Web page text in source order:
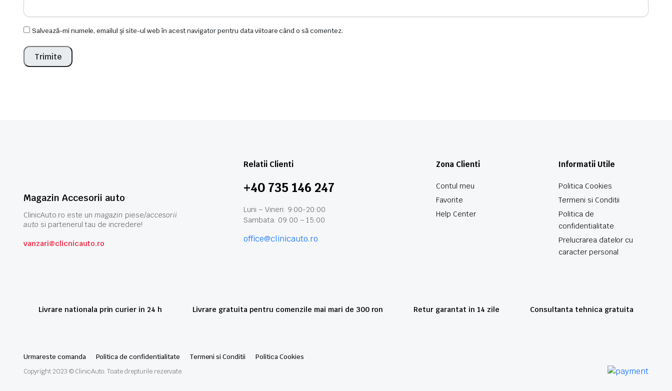
Salvează-mi numele, emailul și site-ul web în acest navigator pentru data viitoare când o să comentez.
Magazin Accesorii auto
ClinicAuto.ro este unmagazin piese/accesorii
auto si partenerul tau de incredere!
vanzari@clicnicauto.ro
Relatii Clienti
+40 735 146 247
Luni – Vineri: 9:00-20:00
Sambata: 09:00 – 15:00
office@clinicauto.ro
Zona Clienti
Contul meu
Favorite
Help Center
Informatii Utile
Politica Cookies
Termeni si Conditii
Politica de
confidentialitate
Prelucrarea datelor cu
caracter personal
Livrare nationala prin curier in 24 h Livrare gratuita pentru comenzile mai mari de 300 ron Retur garantat in 14 zile Consultanta tehnica gratuita
Urmareste comanda Politica de confidentialitate Termeni si Conditii
Politica Cookies
Copyright 2023 © ClinicAuto. Toate drepturile rezervate.